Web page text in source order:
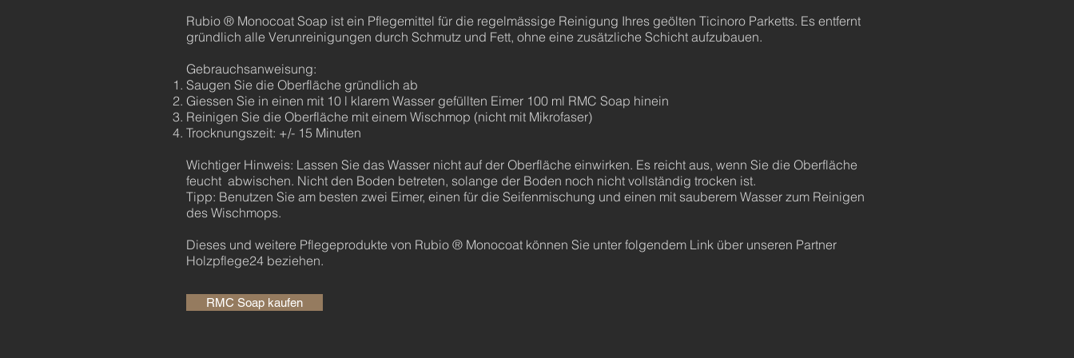
Rubio ® Monocoat Soap ist ein Pflegemittel für die regelmässige Reinigung Ihres geölten Ticinoro Parketts. Es entfernt
gründlich alle Verunreinigungen durch Schmutz und Fett, ohne eine zusätzliche Schicht aufzubauen.
Gebrauchsanweisung:
Saugen Sie die Oberfläche gründlich ab
Giessen Sie in einen mit 10 l klarem Wasser gefüllten Eimer 100 ml RMC Soap hinein
Reinigen Sie die Oberfläche mit einem Wischmop (nicht mit Mikrofaser)
Trocknungszeit: +/- 15 Minuten
Wichtiger Hinweis: Lassen Sie das Wasser nicht auf der Oberfläche einwirken. Es reicht aus, wenn Sie die Oberfläche
feucht abwischen. Nicht den Boden betreten, solange der Boden noch nicht vollständig trocken ist.
Tipp: Benutzen Sie am besten zwei Eimer, einen für die Seifenmischung und einen mit sauberem Wasser zum Reinigen
des Wischmops.
Dieses und weitere Pflegeprodukte von Rubio ® Monocoat können Sie unter folgendem Link über unseren Partner
Holzpflege24 beziehen.
RMC Soap kaufen